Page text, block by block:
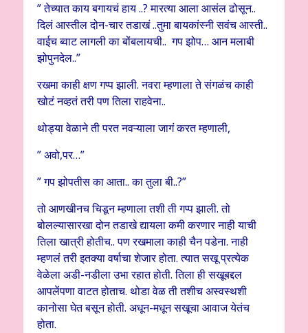
” तेच्यात काय बगायचं हाय ..? मारत्या आला आसंल ढोसून..
दिलं आस्तील दोन-चार तडाखं ..तुमा बायकांस्नी सवंच आस्ती..
वाईच ब्वाट लागली का बोंबलायची.. गप झोप… आन मलाबी
झोपुनदेल..”
रखमा काही क्षण गप्प झाली. नवरा म्हणाला ते संगळंच काही
खोटं नव्हतं तरी पण तिला राहवेना..
थोड्या वेळाने ती परत नवऱ्याला जागं करत म्हणाली,
” अवो,पर…”
” गप झोपतीस का आता.. का तुला बी..?”
तो आणखीनच चिडून म्हणाला तशी ती गप्प झाली. तो
बोलल्यासारखा दोन तडाखे द्यायला कमी करणार नाही याची
तिला खात्री होतीच.. पण रखमाला काही चैन पडेना. नाही
म्हणलं तरी इतक्या वर्षाचा शेजार होता. त्यात सखू प्रत्येक
वेळेला अडी-नडीला उभा रहात होती. तिला ही सखूबद्दल
आपलेंपणा वाटत होताच. थोडा वेळ ती तशीच अस्वस्थशी
कानोसा घेत बसून होती. अधून-मधून सखूचा आवाज येतंच
होता.